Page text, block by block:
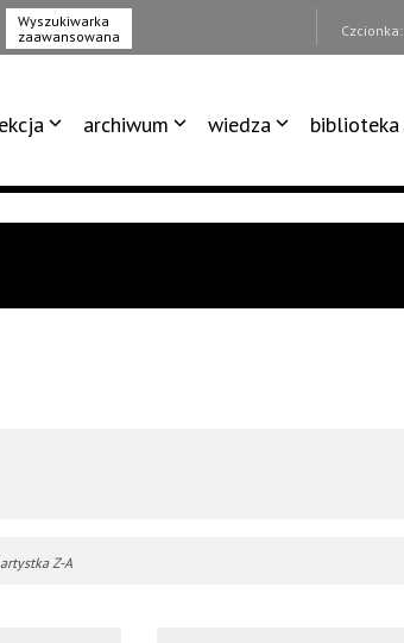
Wyszukiwarka
zaawansowana
Czcionka:
archiwum wiedza biblioteka
Z-A